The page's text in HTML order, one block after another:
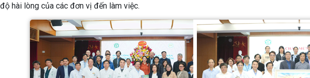
hài lòng của các đơn vị đến làm việc.